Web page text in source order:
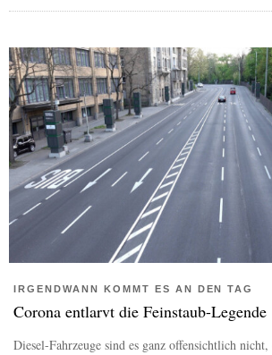
IRGENDWANN KOMMT ES AN DEN TAG
Corona entlarvt die Feinstaub-Legende
Diesel-Fahrzeuge sind es ganz offensichtlich